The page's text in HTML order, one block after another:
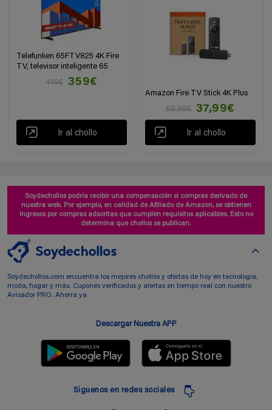
Telefunken 65FTV825 4K Fire
TV, televisor inteligente 65
449€
359€
Ir al chollo
Amazon Fire TV Stick 4K Plus
69,99€
37,99€
Ir al chollo
Soydechollos podría recibir una compensación si compras derivado de
nuestra web. Por ejemplo, en calidad de Afiliado de Amazon, se obtienen
ingresos por compras adscritas que cumplen requisitos aplicables. Esto no
determina que chollos se publican.
Soydechollos.com encuentra los mejores chollos y ofertas de hoy en tecnología,
moda, hogar y más. Cupones verificados y alertas en tiempo real con nuestro
Avisador PRO. Ahorra ya
Descargar Nuestra APP
Siguenos en redes sociales